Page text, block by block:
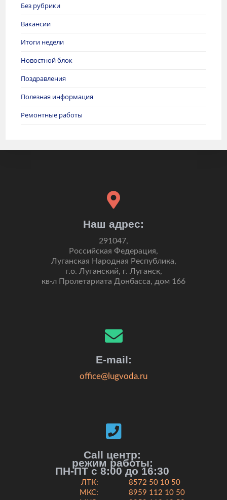
Без рубрики
Вакансии
Итоги недели
Новостной блок
Поздравления
Полезная информация
Ремонтные работы
Наш адрес:
291047,
Российская Федерация,
Луганская Народная Республика,
г.о. Луганский, г. Луганск,
кв-л Пролетариата Донбасса, дом 166
E-mail:
office@lugvoda.ru
Call центр:
режим работы:
ПН-ПТ с 8:00 до 16:30
ЛТК:
МКС:
8572 50 10 50
8959 112 10 50